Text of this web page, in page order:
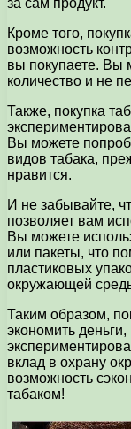
Кроме того,
возможность
вы покупаете. Вы
количество и не
Также, покупка
Вы можете
видов табака,
нравится.
И не забывайте,
позволяет вам
Вы можете
или пакеты, что
пластиковых
окружающей
Таким образом,
экономить
вклад в охрану
возможность
табаком!